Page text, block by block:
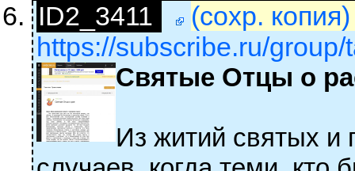
ID2_3411
(сохр.
https://subscribe.ru/
Святые Отцы о
Из житий святых и